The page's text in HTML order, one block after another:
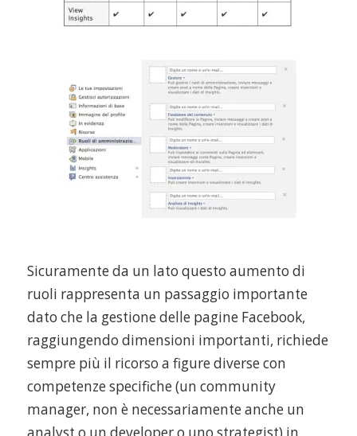
Sicuramente da un lato questo aumento di
ruoli rappresenta un passaggio importante
dato che la gestione delle pagine Facebook,
raggiungendo dimensioni importanti, richiede
sempre più il ricorso a figure diverse con
competenze specifiche (un community
manager, non è necessariamente anche un